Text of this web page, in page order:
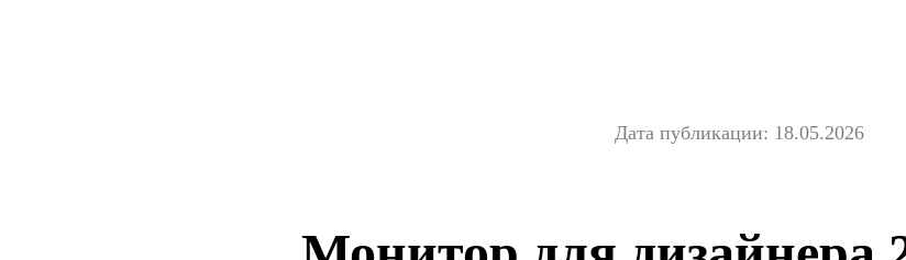
Дата публикации: 18.05.2026